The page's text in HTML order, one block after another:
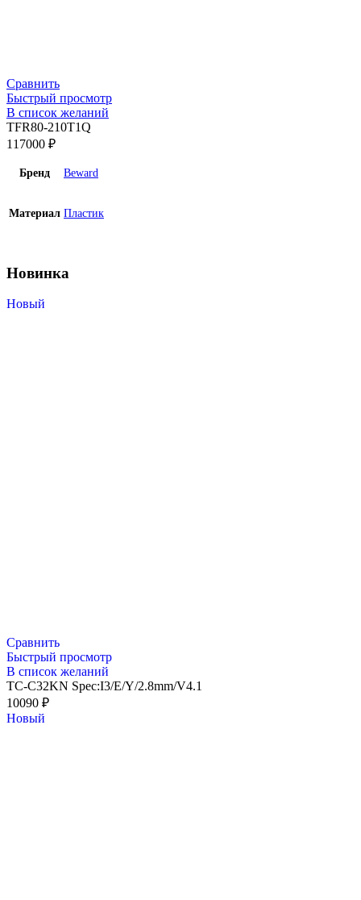
Сравнить
Быстрый просмотр
В список желаний
TFR80-210T1Q
117000 ₽
Бренд Beward
Материал Пластик
Новинка
Новый
Сравнить
Быстрый просмотр
В список желаний
TC-C32KN Spec:I3/E/Y/2.8mm/V4.1
10090 ₽
Новый